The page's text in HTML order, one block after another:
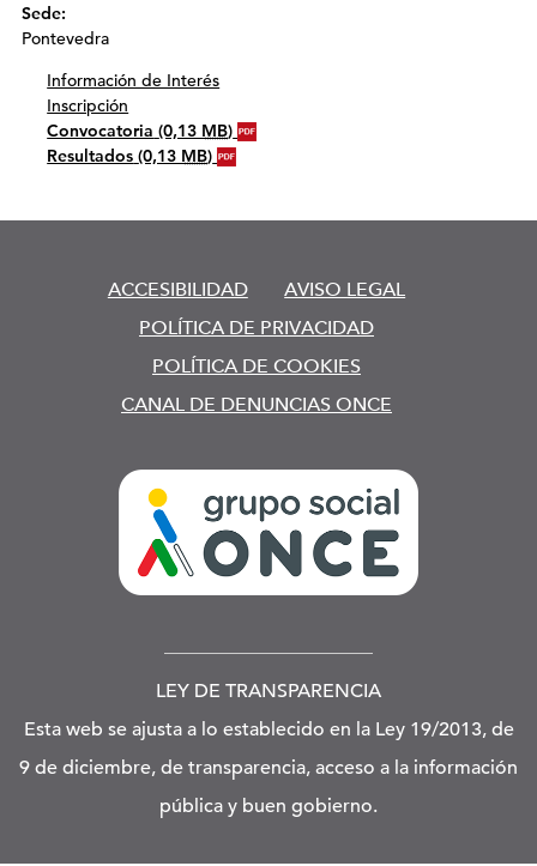
Sede:
Pontevedra
Información de Interés
Inscripción
Convocatoria (0,13 MB)
Resultados (0,13 MB)
ACCESIBILIDAD
AVISO LEGAL
POLÍTICA DE PRIVACIDAD
POLÍTICA DE COOKIES
CANAL DE DENUNCIAS ONCE
LEY DE TRANSPARENCIA
Esta web se ajusta a lo establecido en la Ley 19/2013, de
9 de diciembre, de transparencia, acceso a la información
pública y buen gobierno.